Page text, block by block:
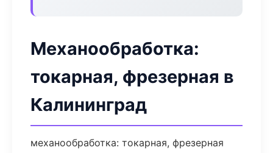
Механообработка:
токарная, фрезерная в
Калининград
механообработка: токарная, фрезерная